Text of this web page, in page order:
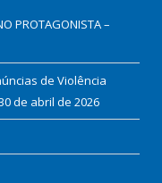
PROTAGONISTA –
de Violência
de abril de 2026